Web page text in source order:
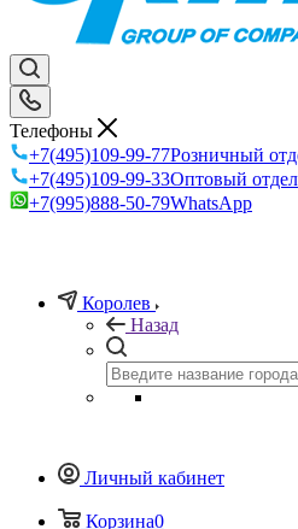
Телефоны
+7(495)109-99-77Розничный
+7(495)109-99-33Оптовый отдел
+7(995)888-50-79WhatsApp
Королев
Назад
Личный кабинет
Корзина0